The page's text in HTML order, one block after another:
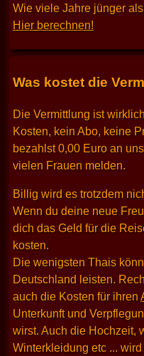
Wie viele Jahre jünger
Hier berechnen!
Was kostet die
Die Vermittlung ist
Kosten, kein Abo, keine
bezahlst 0,00 Euro an
vielen Frauen melden.
Billig wird es trotzdem
Wenn du deine neue
dich das Geld für die
kosten.
Die wenigsten Thais
Deutschland leisten.
auch die Kosten für ihren
Unterkunft und
wirst. Auch die Hochzeit,
Winterkleidung etc ...